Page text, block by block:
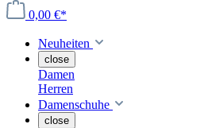
0,00 €*
Neuheiten
close
Damen
Herren
Damenschuhe
close